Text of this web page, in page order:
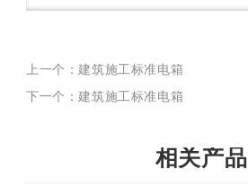
上一个：建筑施工标准电箱
下一个：建筑施工标准电箱
相关产品